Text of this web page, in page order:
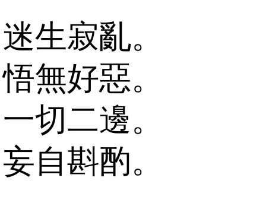
迷生寂亂。
悟無好惡。
一切二邊。
妄自斟酌。